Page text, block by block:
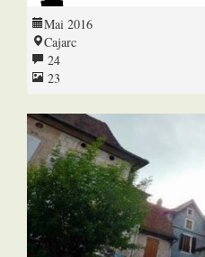
Mai 2016
Cajarc
24
23